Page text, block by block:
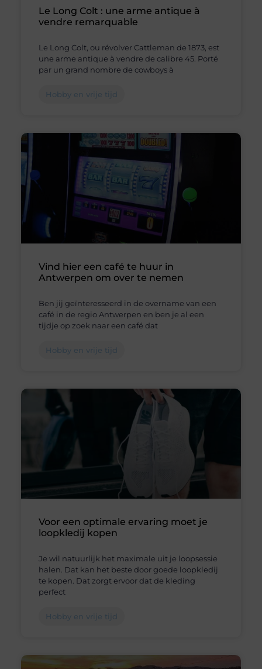
Le Long Colt : une arme antique à
vendre remarquable
Le Long Colt, ou révolver Cattleman de 1873, est
une arme antique à vendre de calibre 45. Porté
par un grand nombre de cowboys à
Hobby en vrije tijd
Vind hier een café te huur in
Antwerpen om over te nemen
Ben jij geïnteresseerd in de overname van een
café in de regio Antwerpen en ben je al een
tijdje op zoek naar een café dat
Hobby en vrije tijd
Voor een optimale ervaring moet je
loopkledij kopen
Je wil natuurlijk het maximale uit je loopsessie
halen. Dat kan het beste door goede loopkledij
te kopen. Dat zorgt ervoor dat de kleding
perfect
Hobby en vrije tijd